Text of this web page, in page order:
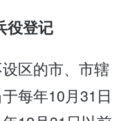
登记
区的市、市辖
每年10月31日